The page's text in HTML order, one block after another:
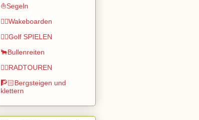
⛵Segeln
🏄🏽Wakeboarden
🏌️‍♂️Golf SPIELEN
🐂Bullenreiten
🚴‍♂️RADTOUREN
🧗🏻Bergsteigen und
klettern